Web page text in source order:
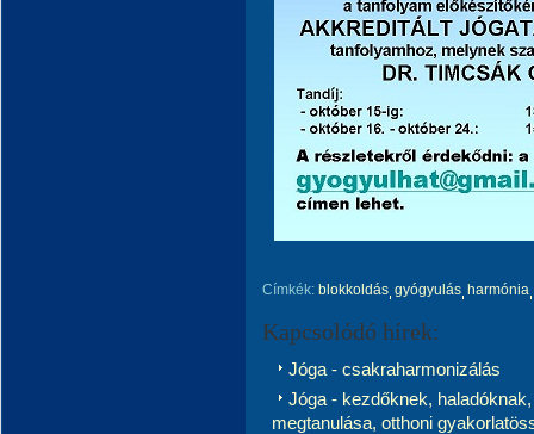
Címkék: blokkoldás gyógyulás harmónia
Kapcsolódó hírek:
Jóga - csakraharmonizálás
Jóga - kezdőknek,
megtanulása, otthoni